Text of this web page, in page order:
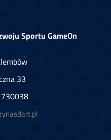
Sportu GameOn
33